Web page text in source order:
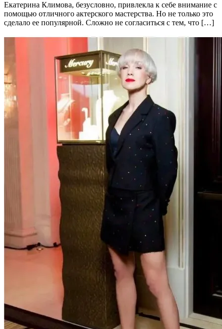
Екатерина Климова, безусловно, привлекла к себе внимание с
помощью отличного актерского мастерства. Но не только это
сделало ее популярной. Сложно не согласиться с тем, что […]